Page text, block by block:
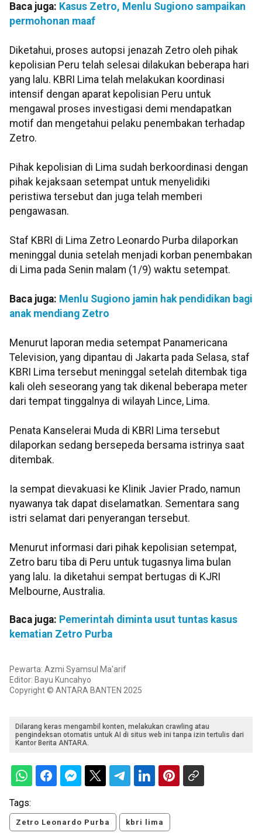
Baca juga: Kasus Zetro, Menlu Sugiono sampaikan
permohonan maaf
Diketahui, proses autopsi jenazah Zetro oleh pihak
kepolisian Peru telah selesai dilakukan beberapa hari
yang lalu. KBRI Lima telah melakukan koordinasi
intensif dengan aparat kepolisian Peru untuk
mengawal proses investigasi demi mendapatkan
motif dan mengetahui pelaku penembakan terhadap
Zetro.
Pihak kepolisian di Lima sudah berkoordinasi dengan
pihak kejaksaan setempat untuk menyelidiki
peristiwa tersebut dan juga telah memberi
pengawasan.
Staf KBRI di Lima Zetro Leonardo Purba dilaporkan
meninggal dunia setelah menjadi korban penembakan
di Lima pada Senin malam (1/9) waktu setempat.
Baca juga: Menlu Sugiono jamin hak pendidikan bagi
anak mendiang Zetro
Menurut laporan media setempat Panamericana
Television, yang dipantau di Jakarta pada Selasa, staf
KBRI Lima tersebut meninggal setelah ditembak tiga
kali oleh seseorang yang tak dikenal beberapa meter
dari tempat tinggalnya di wilayah Lince, Lima.
Penata Kanselerai Muda di KBRI Lima tersebut
dilaporkan sedang bersepeda bersama istrinya saat
ditembak.
Ia sempat dievakuasi ke Klinik Javier Prado, namun
nyawanya tak dapat diselamatkan. Sementara sang
istri selamat dari penyerangan tersebut.
Menurut informasi dari pihak kepolisian setempat,
Zetro baru tiba di Peru untuk tugasnya lima bulan
yang lalu. Ia diketahui sempat bertugas di KJRI
Melbourne, Australia.
Baca juga: Pemerintah diminta usut tuntas kasus
kematian Zetro Purba
Pewarta: Azmi Syamsul Ma'arif
Editor: Bayu Kuncahyo
Copyright © ANTARA BANTEN 2025
Dilarang keras mengambil konten, melakukan crawling atau
pengindeksan otomatis untuk AI di situs web ini tanpa izin tertulis dari
Kantor Berita ANTARA.
Tags:
Zetro Leonardo Purba kbri lima